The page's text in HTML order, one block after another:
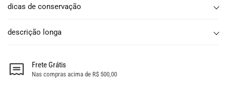
dicas de conservação
descrição longa
Frete Grátis
Nas compras acima de R$ 500,00